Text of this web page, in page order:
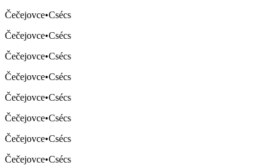
Čečejovce•Csécs
Čečejovce•Csécs
Čečejovce•Csécs
Čečejovce•Csécs
Čečejovce•Csécs
Čečejovce•Csécs
Čečejovce•Csécs
Čečejovce•Csécs